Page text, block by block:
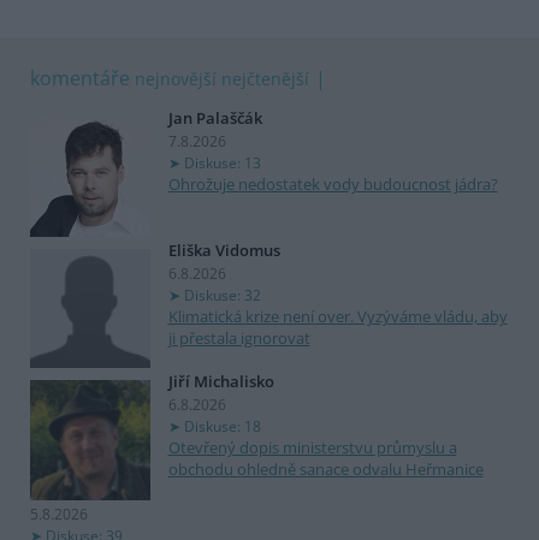
komentáře nejnovější nejčtenější
Jan Palaščák
7.8.2026
Diskuse: 13
Ohrožuje nedostatek vody budoucnost jádra?
Eliška Vidomus
6.8.2026
Diskuse: 32
Klimatická krize není over. Vyzýváme vládu, aby
ji přestala ignorovat
Jiří Michalisko
6.8.2026
Diskuse: 18
Otevřený dopis ministerstvu průmyslu a
obchodu ohledně sanace odvalu Heřmanice
5.8.2026
Diskuse: 39